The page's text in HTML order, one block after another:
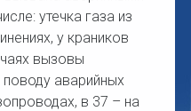
утечка газа из
у краников
вызовы
аварийных
в 37 – на